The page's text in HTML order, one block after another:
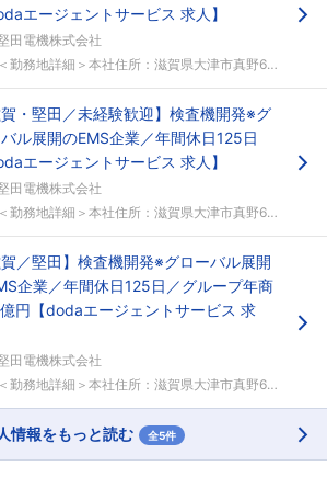
エージェントサービス 求人】
田電機株式会社
＜勤務地詳細＞本社住所：滋賀県大津市真野6-2-6...
賀・堅田／未経験歓迎】検査機開発※グ
ル展開のEMS企業／年間休日125日
エージェントサービス 求人】
田電機株式会社
＜勤務地詳細＞本社住所：滋賀県大津市真野6-2-6...
賀／堅田】検査機開発※グローバル展開
企業／年間休日125日／グループ年商
円【dodaエージェントサービス 求
田電機株式会社
＜勤務地詳細＞本社住所：滋賀県大津市真野6-2-6...
情報をもっと読む 全5件